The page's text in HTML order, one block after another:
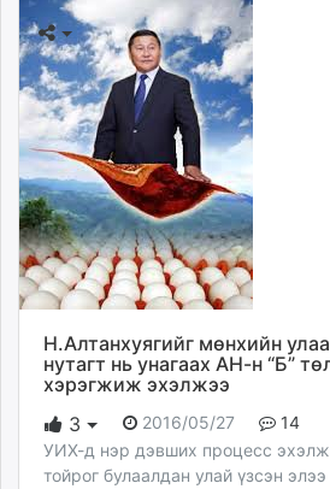
Н.Алтанхуягийг мөнхийн
нутагт нь унагаах АН-н “Б”
хэрэгжиж эхэлжээ
3
2016/05/27
14
​УИХ-д нэр дэвших процесс
тойрог булаалдан улай үзсэн